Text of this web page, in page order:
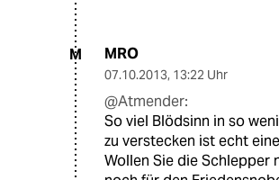
M MRO
07.10.2013, 13:22 Uhr
@Atmender:
So viel Blödsinn in so
zu verstecken ist echt
Wollen Sie die Schlepper